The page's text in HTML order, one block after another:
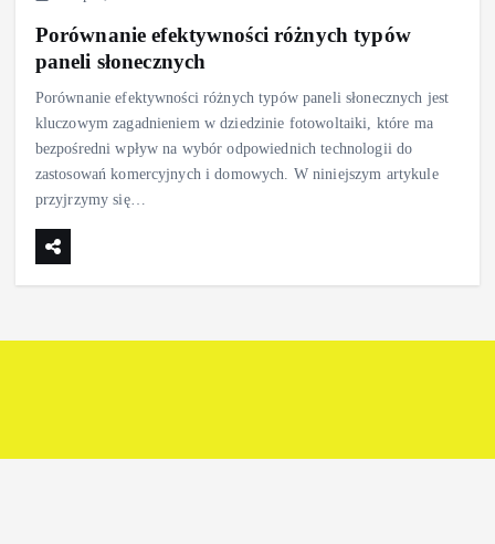
Porównanie efektywności różnych typów
paneli słonecznych
Porównanie efektywności różnych typów paneli słonecznych jest
kluczowym zagadnieniem w dziedzinie fotowoltaiki, które ma
bezpośredni wpływ na wybór odpowiednich technologii do
zastosowań komercyjnych i domowych. W niniejszym artykule
przyjrzymy się…